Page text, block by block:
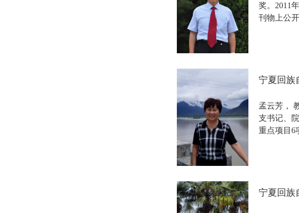
奖。2011
刊物上公
宁夏回族
孟云芳，
支书记、
重点项目6
宁夏回族